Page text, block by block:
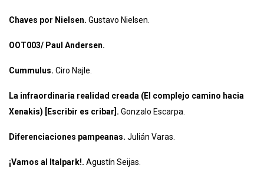
Chaves por Nielsen. Gustavo Nielsen.
OOT003/ Paul Andersen.
Cummulus. Ciro Najle.
La infraordinaria realidad creada (El complejo camino hacia
Xenakis) [Escribir es cribar]. Gonzalo Escarpa.
Diferenciaciones pampeanas. Julián Varas.
¡Vamos al Italpark!. Agustín Seijas.